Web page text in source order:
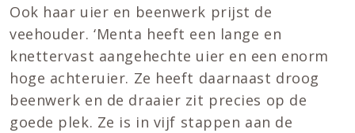
Ook haar uier en beenwerk prijst de
veehouder. ‘Menta heeft een lange en
knettervast aangehechte uier en een enorm
hoge achteruier. Ze heeft daarnaast droog
beenwerk en de draaier zit precies op de
goede plek. Ze is in vijf stappen aan de